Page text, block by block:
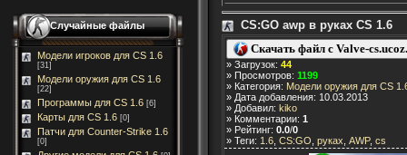
Случайные файлы
Модели игроков для CS 1.6
[31]
Модели оружия для CS 1.6
[22]
Программы для CS 1.6 [6]
Карты для CS 1.6 [0]
Патчи для Counter-Strike 1.6
[0]
CS:GO awp в руках CS 1.6
Скачать файл с Valve-
» Загрузок: 44
» Просмотров: 1199
» Категория: Модели оружия для CS
» Дата добавления: 10.03.2013
» Добавил: kiko
» Комментарии: 1
» Рейтинг: 0.0/0
» Теги: 1.6 CS:GO руках AWP, cs